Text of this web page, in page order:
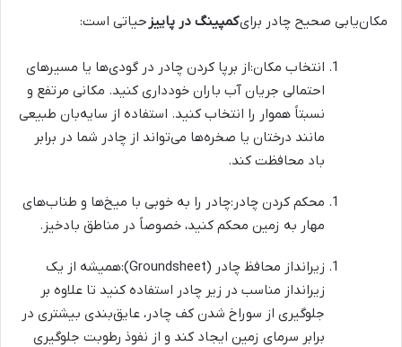
مکان‌یابی صحیح چادر برایکمپینگ در پاییز حیاتی است:
انتخاب مکان:از برپا کردن چادر در گودی‌ها یا مسیرهای
احتمالی جریان آب باران خودداری کنید. مکانی مرتفع و
نسبتاً هموار را انتخاب کنید. استفاده از سایه‌بان طبیعی
مانند درختان یا صخره‌ها می‌تواند از چادر شما در برابر
باد محافظت کند.
محکم کردن چادر:چادر را به خوبی با میخ‌ها و طناب‌های
مهار به زمین محکم کنید، خصوصاً در مناطق بادخیز.
زیرانداز محافظ چادر (Groundsheet):همیشه از یک
زیرانداز مناسب در زیر چادر استفاده کنید تا علاوه بر
جلوگیری از سوراخ شدن کف چادر، عایق‌بندی بیشتری در
برابر سرمای زمین ایجاد کند و از نفوذ رطوبت جلوگیری